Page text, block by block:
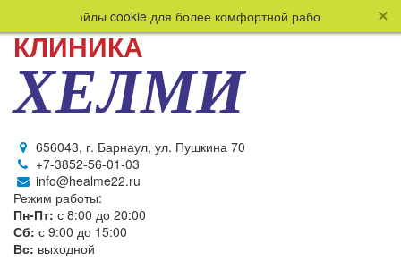
файлы cookie для более комфортной работы
КЛИНИКА
ХЕЛМИ
656043, г. Барнаул, ул. Пушкина 70
+7-3852-56-01-03
info@healme22.ru
Режим работы:
Пн-Пт: с 8:00 до 20:00
Сб: с 9:00 до 15:00
Вс: выходной